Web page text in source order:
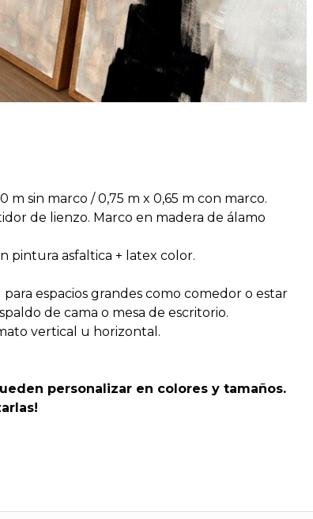
m sin marco / 0,75 m x 0,65 m con marco.
de lienzo. Marco en madera de álamo
pintura asfaltica + latex color.
espacios grandes como comedor o estar
de cama o mesa de escritorio.
vertical u horizontal.
personalizar en colores y tamaños.